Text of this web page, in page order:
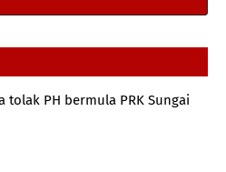
tolak PH bermula PRK Sungai